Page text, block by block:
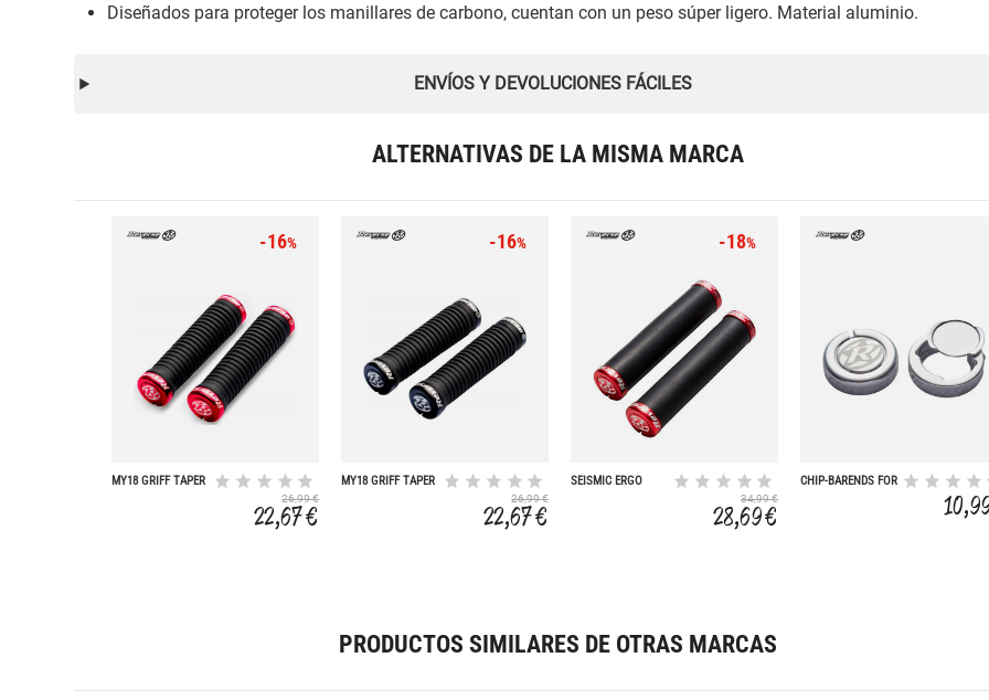
Diseñados para proteger los manillares de carbono, cuentan con un peso súper ligero. Material aluminio.
ENVÍOS Y DEVOLUCIONES FÁCILES
ALTERNATIVAS DE LA MISMA MARCA
-16%
MY18 GRIFF TAPER
26,99 €
22,67 €
-16%
MY18 GRIFF TAPER
26,99 €
22,67 €
-18%
SEISMIC ERGO
34,99 €
28,69 €
CHIP-BARENDS FOR
PRODUCTOS SIMILARES DE OTRAS MARCAS